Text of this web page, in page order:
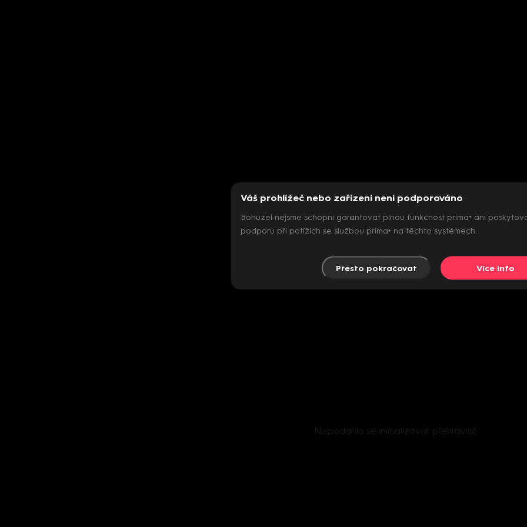
Nepodařilo se inicializovat přehrávač
Váš prohlížeč nebo zařízení není podporováno
Bohužel nejsme schopni garantovat plnou funkčnost prima+ ani
podporu při potížích se službou prima+ na těchto systémech.
Přesto pokračovat Více info